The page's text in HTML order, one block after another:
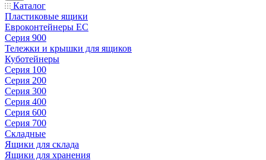
Каталог
Пластиковые ящики
Евроконтейнеры ЕС
Серия 900
Тележки и крышки для ящиков
Куботейнеры
Серия 100
Серия 200
Серия 300
Серия 400
Серия 600
Серия 700
Складные
Ящики для склада
Ящики для хранения